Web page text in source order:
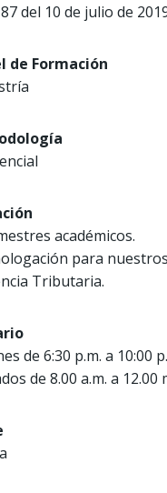
del 10 de julio de
de Formación
académicos.
para
Tributaria.
de 6:30 p.m. a 10:00
de 8.00 a.m. a 12.00